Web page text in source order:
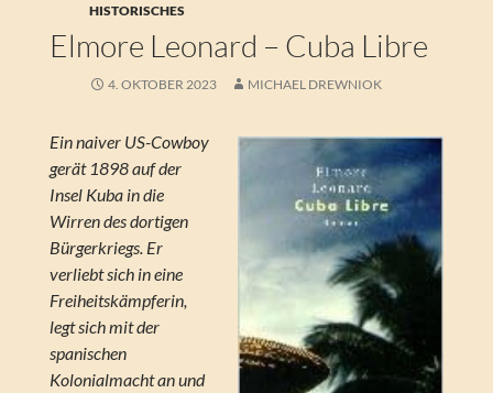
HISTORISCHES
Elmore Leonard – Cuba Libre
4. OKTOBER 2023 MICHAEL DREWNIOK
Ein naiver US-Cowboy
gerät 1898 auf der
Insel Kuba in die
Wirren des dortigen
Bürgerkriegs. Er
verliebt sich in eine
Freiheitskämpferin,
legt sich mit der
spanischen
Kolonialmacht an und